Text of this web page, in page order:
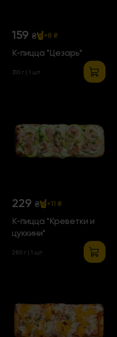
159 ₴ +8 ₴
К-пицца "Цезарь"
310 г | 1 шт
229 ₴ +11 ₴
К-пицца "Креветки и
цуккини"
280 г | 1 шт